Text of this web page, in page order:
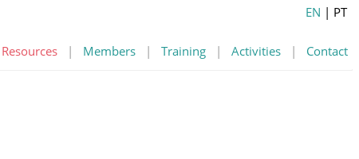
Resources | Members | Training | Activities | Contact
EN | PT